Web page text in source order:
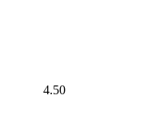
4.50